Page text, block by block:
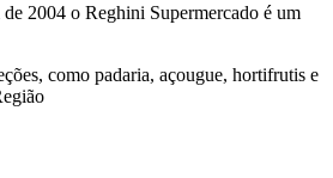
2004 o Reghini Supermercado é um
como padaria, açougue, hortifrutis e